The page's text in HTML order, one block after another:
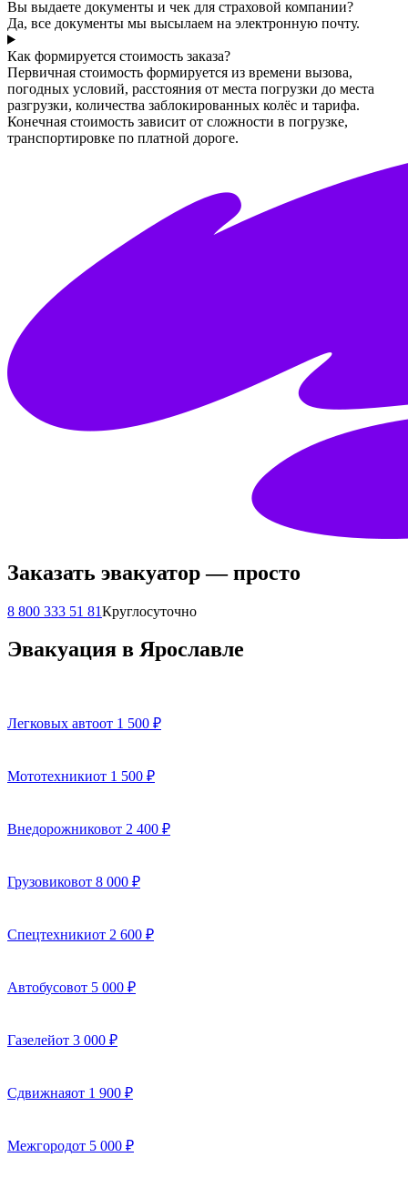
Вы выдаете документы и чек для страховой компании?
Да, все документы мы высылаем на электронную почту.
Как формируется стоимость заказа?
Первичная стоимость формируется из времени вызова,
погодных условий, расстояния от места погрузки до места
разгрузки, количества заблокированных колёс и тарифа.
Конечная стоимость зависит от сложности в погрузке,
транспортировке по платной дороге.
Заказать эвакуатор — просто
8 800 333 51 81Круглосуточно
Эвакуация в Ярославле
Легковых автоот 1 500 ₽
Мототехникиот 1 500 ₽
Внедорожниковот 2 400 ₽
Грузовиковот 8 000 ₽
Спецтехникиот 2 600 ₽
Автобусовот 5 000 ₽
Газелейот 3 000 ₽
Сдвижнаяот 1 900 ₽
Межгородот 5 000 ₽